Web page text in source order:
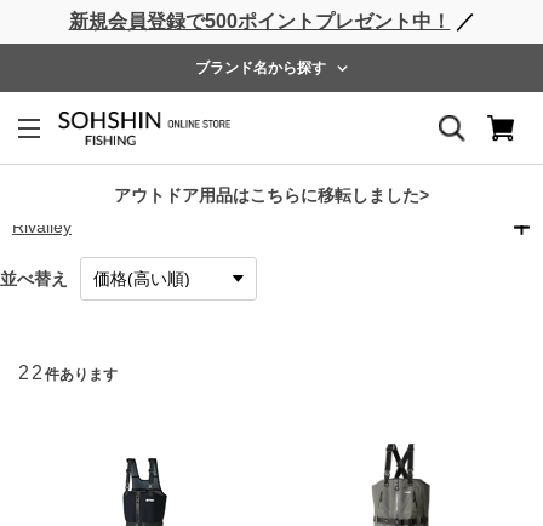
新規会員登録で500ポイントプレゼント中！ ／
ブランド名から探す
アウトドア用品はこちらに移転しました>
ライフベスト ウェーダー レインウェア フットウェア
ウェーダー
並べ替え
22 件あります
Rivalley